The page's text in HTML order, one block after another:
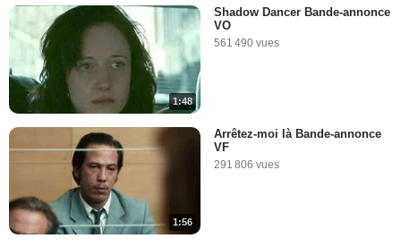
1:48
Shadow Dancer Bande-annonce
VO
561 490 vues
1:56
Arrêtez-moi là Bande-annonce
VF
291 806 vues